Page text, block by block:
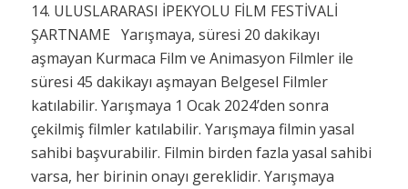
14. ULUSLARARASI İPEKYOLU FİLM FESTİVALİ
ŞARTNAME Yarışmaya, süresi 20 dakikayı
aşmayan Kurmaca Film ve Animasyon Filmler ile
süresi 45 dakikayı aşmayan Belgesel Filmler
katılabilir. Yarışmaya 1 Ocak 2024’den sonra
çekilmiş filmler katılabilir. Yarışmaya filmin yasal
sahibi başvurabilir. Filmin birden fazla yasal sahibi
varsa, her birinin onayı gereklidir. Yarışmaya